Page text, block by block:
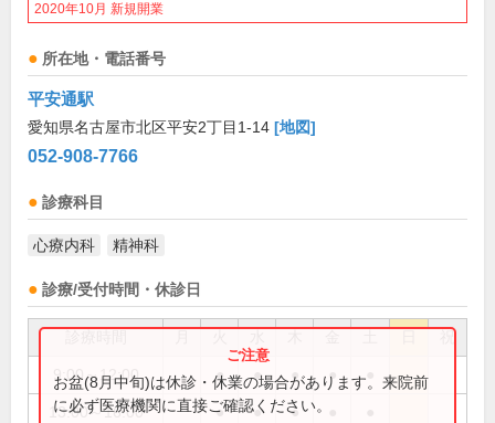
2020年10月 新規開業
所在地・電話番号
平安通駅
愛知県名古屋市北区平安2丁目1-14 [地図]
052-908-7766
診療科目
心療内科 精神科
診療/受付時間・休診日
祝
9:00～12:00 ● ● ● ●
13:00～16:00 ● ● ●
お盆(8月中旬)は休診・休業の場合があります。来院前
に必ず医療機関に直接ご確認ください。